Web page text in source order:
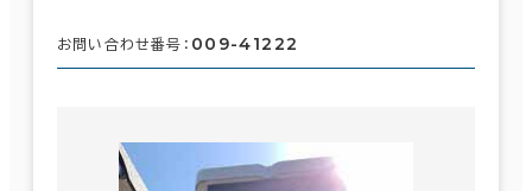
お問い合わせ番号： 009-41222